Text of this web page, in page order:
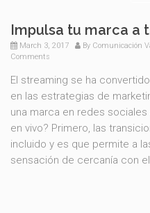
Impulsa tu marca a
March 3, 2017 By Comunicación
Comments
El streaming se ha
en las estrategias de
una marca en redes
en vivo? Primero, las
incluido y es que permite a
sensación de cercanía con el